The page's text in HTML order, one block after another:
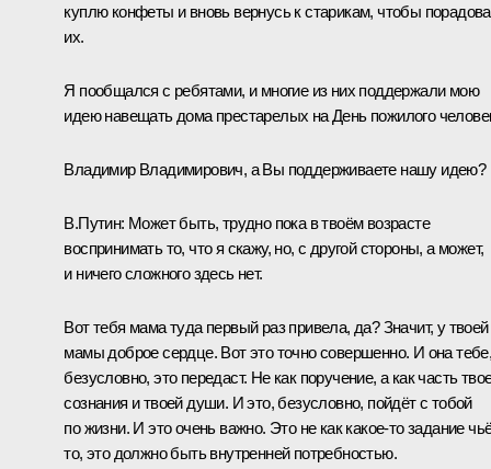
куплю конфеты и вновь вернусь к старикам, чтобы
их.
Я пообщался с ребятами, и многие из них поддержали мою
идею навещать дома престарелых на День пожилого
Владимир Владимирович, а Вы поддерживаете нашу идею?
В.Путин: Может быть, трудно пока в твоём возрасте
воспринимать то, что я скажу, но, с другой стороны, а может,
и ничего сложного здесь нет.
Вот тебя мама туда первый раз привела, да? Значит, у твоей
мамы доброе сердце. Вот это точно совершенно. И она
безусловно, это передаст. Не как поручение, а как часть
сознания и твоей души. И это, безусловно, пойдёт с тобой
по жизни. И это очень важно. Это не как какое-то задание
то, это должно быть внутренней потребностью.